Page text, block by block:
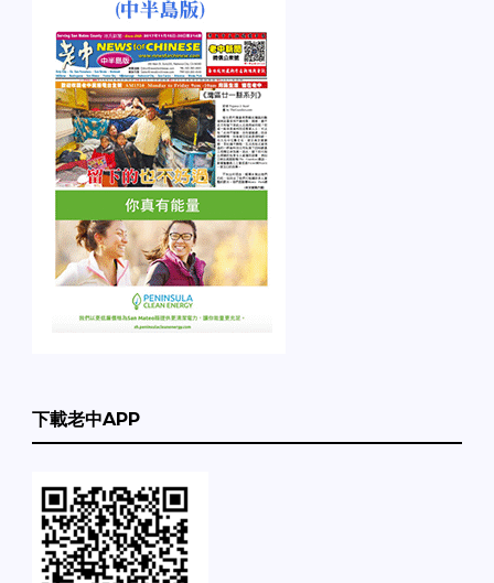
下載老中APP